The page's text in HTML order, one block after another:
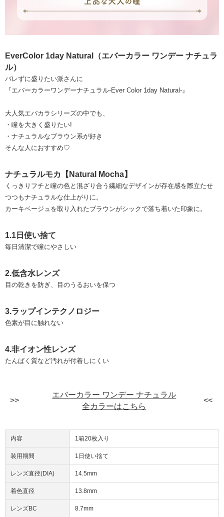
EverColor 1day Natural（エバーカラー ワンデー ナチュラ
ル）
バレずに盛りたい派さんに
『エバーカラーワンデーナチュラル-Ever Color 1day Natural-』
大人気エバカラシリーズの中でも、
・瞳を大きく盛りたい!
・ナチュラルなブラウン系が好き
そんな人におすすめ♡
ナチュラルモカ【Natural Mocha】
くっきりフチと瞳の色と混ざり合う繊細なデザインが存在感を際立たせ
つつもナチュラルな仕上がりに。
カーキベージュを取り入れたブラウンがシックで落ち着いた印象に。
1.1日使い捨て
毎日清潔で瞳にやさしい
2.低含水レンズ
目の乾きを防ぎ、目のうるおいを保つ
3.ラップインテクノロジー
色素が目に触れない
4.非イオン性レンズ
たんぱく質など汚れが付着しにくい
エバーカラー ワンデー ナチュラル
全カラーはこちら
内容 1箱20枚入り
装用期間 1日使い捨て
レンズ直径(DIA) 14.5mm
着色直径 13.8mm
レンズBC 8.7mm